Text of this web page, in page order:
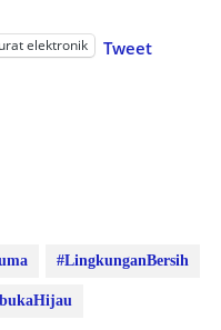
elektronik Tweet
#LingkunganBersih